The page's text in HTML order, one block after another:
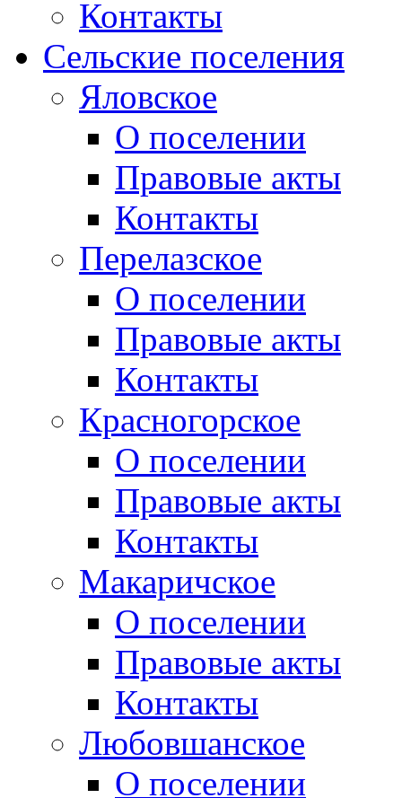
Контакты
Сельские поселения
Яловское
О поселении
Правовые акты
Контакты
Перелазское
О поселении
Правовые акты
Контакты
Красногорское
О поселении
Правовые акты
Контакты
Макаричское
О поселении
Правовые акты
Контакты
Любовшанское
О поселении